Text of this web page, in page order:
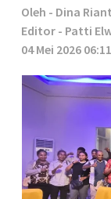
Oleh - Dina
Editor - Patti
04 Mei 2026